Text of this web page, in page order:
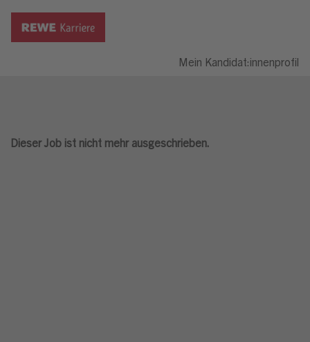
Mein Kandidat:innenprofil
Dieser Job ist nicht mehr ausgeschrieben.